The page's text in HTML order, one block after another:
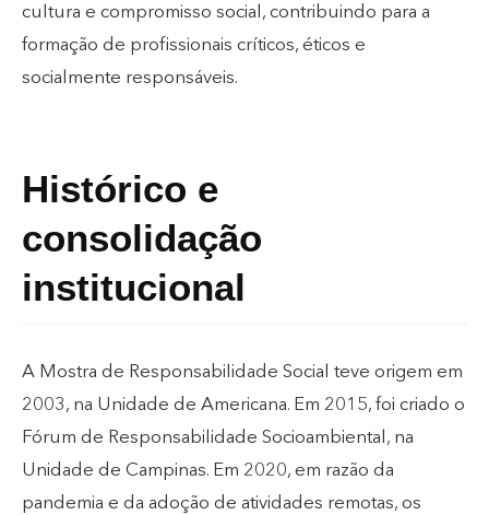
cultura e compromisso social, contribuindo para a
formação de profissionais críticos, éticos e
socialmente responsáveis.
Histórico e
consolidação
institucional
A Mostra de Responsabilidade Social teve origem em
2003, na Unidade de Americana. Em 2015, foi criado o
Fórum de Responsabilidade Socioambiental, na
Unidade de Campinas. Em 2020, em razão da
pandemia e da adoção de atividades remotas, os